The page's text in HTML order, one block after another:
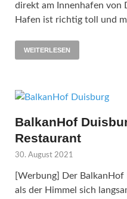
direkt am Innenhafen von
Hafen ist richtig toll und
WEITERLESEN
BalkanHof
Restaurant
30. August 2021
[Werbung] Der
als der Himmel sich